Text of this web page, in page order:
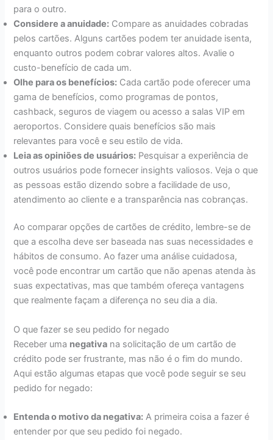
para o outro.
Considere a anuidade: Compare as anuidades cobradas
pelos cartões. Alguns cartões podem ter anuidade isenta,
enquanto outros podem cobrar valores altos. Avalie o
custo-benefício de cada um.
Olhe para os benefícios: Cada cartão pode oferecer uma
gama de benefícios, como programas de pontos,
cashback, seguros de viagem ou acesso a salas VIP em
aeroportos. Considere quais benefícios são mais
relevantes para você e seu estilo de vida.
Leia as opiniões de usuários: Pesquisar a experiência de
outros usuários pode fornecer insights valiosos. Veja o que
as pessoas estão dizendo sobre a facilidade de uso,
atendimento ao cliente e a transparência nas cobranças.
Ao comparar opções de cartões de crédito, lembre-se de
que a escolha deve ser baseada nas suas necessidades e
hábitos de consumo. Ao fazer uma análise cuidadosa,
você pode encontrar um cartão que não apenas atenda às
suas expectativas, mas que também ofereça vantagens
que realmente façam a diferença no seu dia a dia.
O que fazer se seu pedido for negado
Receber uma negativa na solicitação de um cartão de
crédito pode ser frustrante, mas não é o fim do mundo.
Aqui estão algumas etapas que você pode seguir se seu
pedido for negado:
Entenda o motivo da negativa: A primeira coisa a fazer é
entender por que seu pedido foi negado.